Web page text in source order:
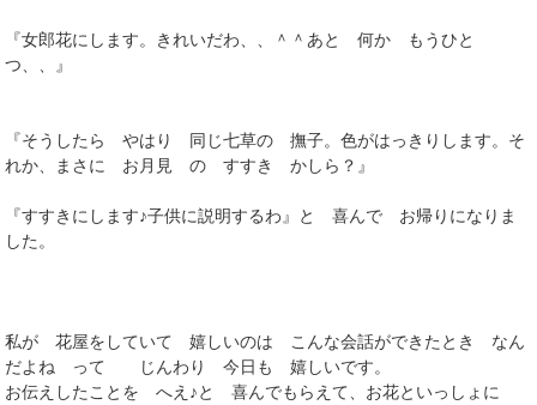
『女郎花にします。きれいだわ、、＾＾あと 何か もうひと
つ、、』
『そうしたら やはり 同じ七草の 撫子。色がはっきりします。そ
れか、まさに お月見 の すすき かしら？』
『すすきにします♪子供に説明するわ』と 喜んで お帰りになりま
した。
私が 花屋をしていて 嬉しいのは こんな会話ができたとき なん
だよね って じんわり 今日も 嬉しいです。
お伝えしたことを へえ♪と 喜んでもらえて、お花といっしょに